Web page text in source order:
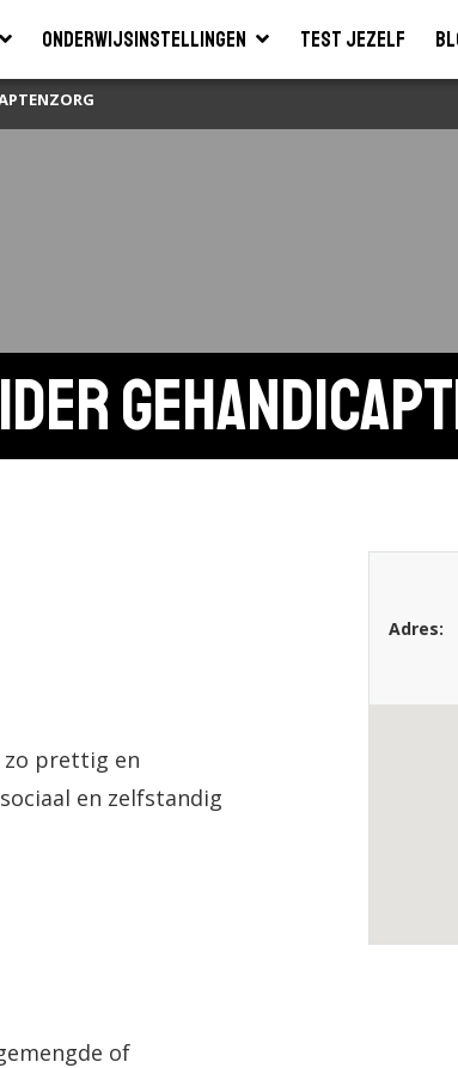
Onderwijsinstellingen Test jezelf
zo prettig en
en zelfstandig
of
Adres: